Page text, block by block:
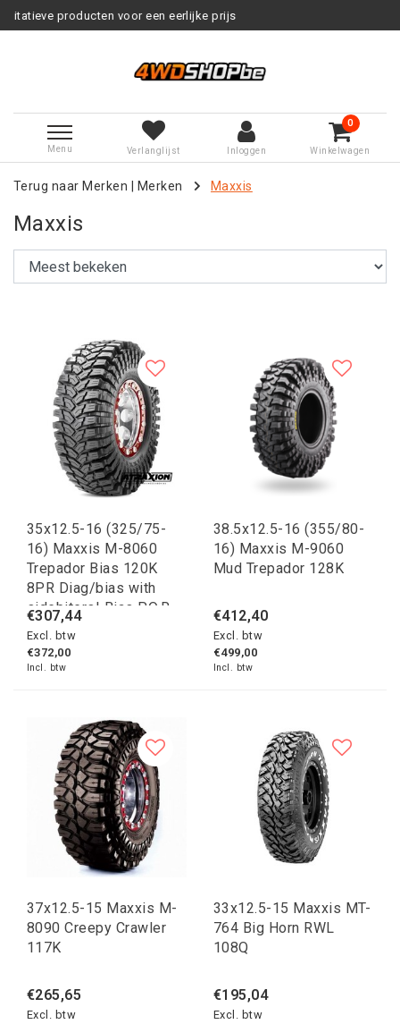
een eerlijke prijs
Menu Verlanglijst Inloggen
0
Winkelwagen
Terug naar Merken Merken Maxxis
Maxxis
35x12.5-16 (325/75-
16) Maxxis M-8060
Trepador Bias 120K
8PR Diag/bias with
sidebiters! Bias P.O.R.
€307,44
Excl. btw
€372,00
Incl. btw
38.5x12.5-16 (355/80-
16) Maxxis M-9060
Mud Trepador 128K
€412,40
Excl. btw
€499,00
Incl. btw
37x12.5-15 Maxxis M-
8090 Creepy Crawler
117K
€265,65
Excl. btw
33x12.5-15 Maxxis MT-
764 Big Horn RWL
108Q
€195,04
Excl. btw